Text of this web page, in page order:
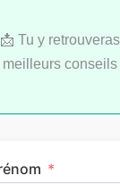
au lycée ?
📩 Tu y
meilleurs